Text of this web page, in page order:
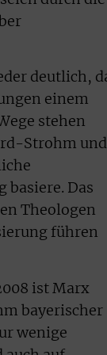
deutlich,
einem
stehen
Strohm und
basiere. Das
Theologen
führen
ist Marx
bayerischer
wenige